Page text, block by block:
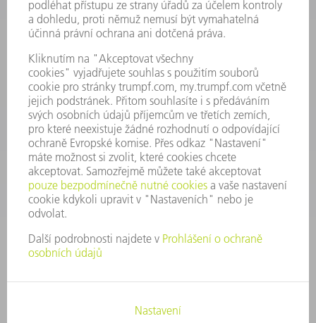
Často kladené dotazy
Všeobecné obchodní podmínky
KONTAKTNÍ ÚDAJE
Náhradní díly
+420 251 106 254
Po - čt 8:00 - 17:00
Pá 8:00 - 16:00
ND@trumpf.com
KONTAKTNÍ ÚDAJE
Nástroje
+420 251 106 250
Po - pá 8:00 - 16:00
nastroje@trumpf.com